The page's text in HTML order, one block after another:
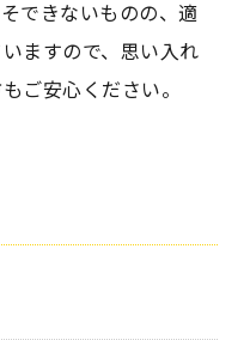
できないものの、適
ますので、思い入れ
ご安心ください。